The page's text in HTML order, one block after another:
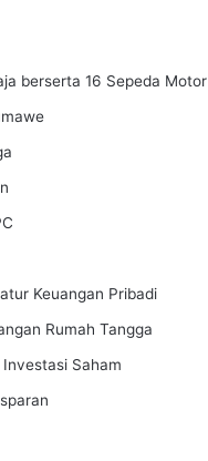
berserta 16 Sepeda Motor
Keuangan Pribadi
Rumah Tangga
Saham